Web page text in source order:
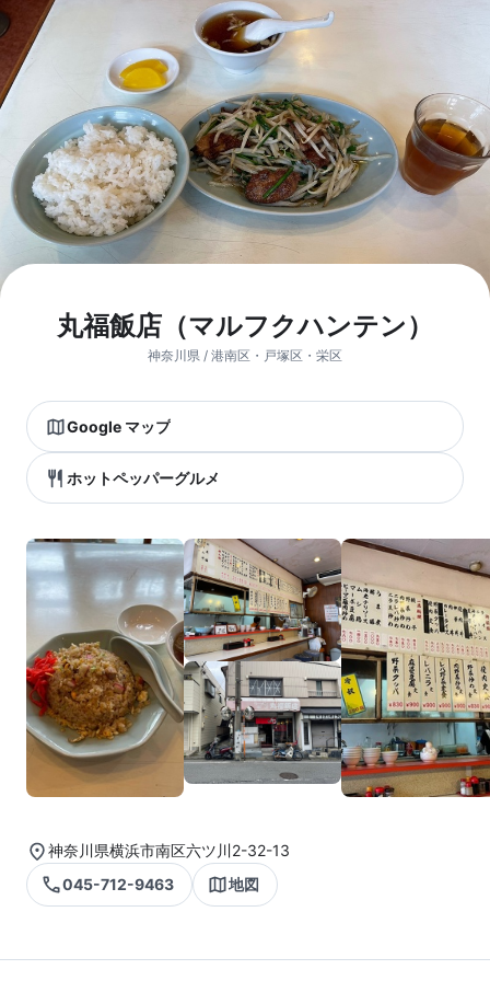
丸福飯店（マルフクハンテン）
神奈川県 / 港南区・戸塚区・栄区
Google マップ
ホットペッパーグルメ
神奈川県横浜市南区六ツ川2-32-13
045-712-9463
地図